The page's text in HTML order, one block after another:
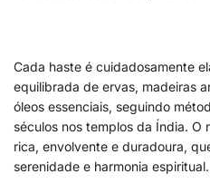
Cada haste é cuidadosamente
equilibrada de ervas, madeiras
óleos essenciais, seguindo
séculos nos templos da Índia. O
rica, envolvente e duradoura,
serenidade e harmonia espiritual.